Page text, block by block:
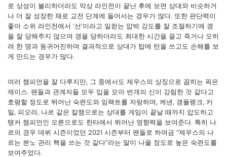
로 상성이 불리하더라도 막상 라인전이 끝난 후에 보면 상대와 비슷하거
나 더 잘 성장한 채로 교전 단계에 들어서는 경우가 많다. 또한 판단력이
좋아 소위 라인전에서 ‘선’이라고 일컫는 압박 강도를 잘 조절하기에 갱
을 잘 당해주지 않으며 갱을 당하더라도 최대한 시간을 끌고 죽거나 오히
려 한 명과 동귀어진하며 결과적으로 상대가 탑에 턴을 쓰고도 손해를 보
게 만드는 경우가 많다.
여러 챔피언을 잘 다루지만, 그 중에서도 제우스의 상징으로 꼽히는 픽은
제이스. 팬들과 관계자들 모두 입을 모아 번개의 신이 강림한 것 같다고
호평할 정도로 뛰어난 숙련도와 임팩트를 자랑하며, 케넨, 갱플랭크, 카
밀, 피오라, 나르 같은 칼챔으로는 상대를 게임이 끝날 때까지 압도하고
탱커 챔피언인 오른으로도 한타에서 뛰어난 영향력을 보여준다. 특히 나
르의 경우 데뷔 시즌이었던 2021 시즌부터 팬들로 하여금 “제우스의 나
르는 분노 관리 핵을 쓰는 것 같다”라는 말이 나올 정도로 높은 숙련도를
보여주었다.